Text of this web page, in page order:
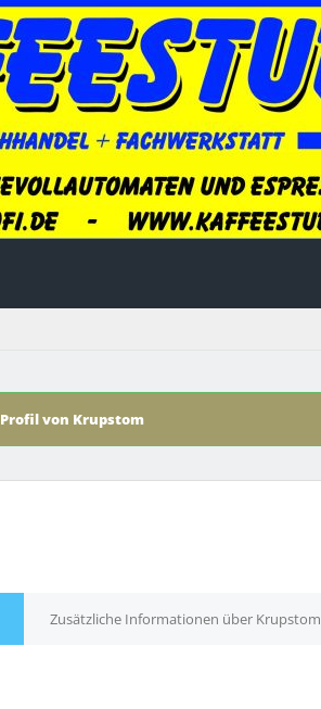
Profil von Krupstom
Zusätzliche Informationen über Krupstom